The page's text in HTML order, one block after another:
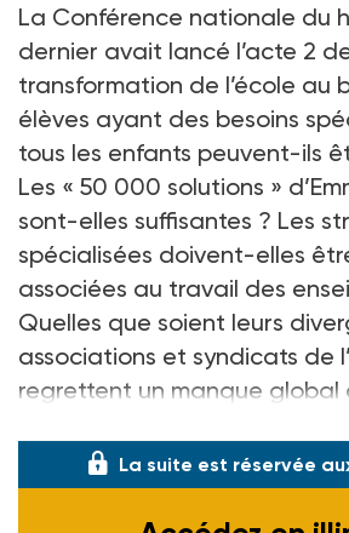
La Conférence nationale du
dernier avait lancé l’acte 2
transformation de l’école au
élèves ayant des besoins
tous les enfants peuvent-ils
Les « 50 000 solutions »
sont-elles suffisantes ? Les
spécialisées doivent-elles
associées au travail des
Quelles que soient leurs
associations et syndicats de
regrettent un manque global
La suite est réservée